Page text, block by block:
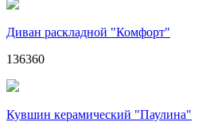
Диван раскладной "Комфорт"
136360
Кувшин керамический "Паулина"